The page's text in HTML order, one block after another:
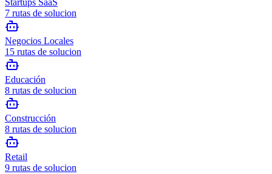
Startups SaaS
7 rutas de solucion
Negocios Locales
15 rutas de solucion
Educación
8 rutas de solucion
Construcción
8 rutas de solucion
Retail
9 rutas de solucion